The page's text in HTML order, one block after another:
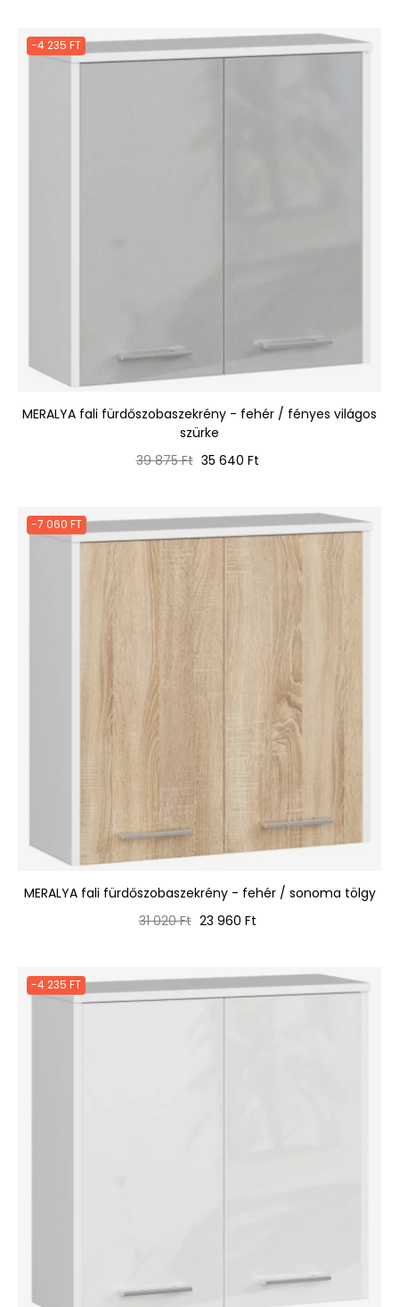
-4 235 FT
MERALYA fali fürdőszobaszekrény - fehér / fényes világos
szürke
Normál
39 875 Ft Ár
35 640 Ft
-7 060 FT
MERALYA fali fürdőszobaszekrény - fehér / sonoma tölgy
Normál
31 020 Ft Ár
23 960 Ft
-4 235 FT